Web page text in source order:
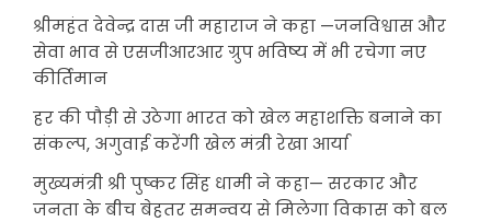
श्रीमहंत देवेन्द्र दास जी महाराज ने कहा —जनविश्वास और
सेवा भाव से एसजीआरआर ग्रुप भविष्य में भी रचेगा नए
कीर्तिमान
हर की पौड़ी से उठेगा भारत को खेल महाशक्ति बनाने का
संकल्प, अगुवाई करेंगी खेल मंत्री रेखा आर्या
मुख्यमंत्री श्री पुष्कर सिंह धामी ने कहा— सरकार और
जनता के बीच बेहतर समन्वय से मिलेगा विकास को बल